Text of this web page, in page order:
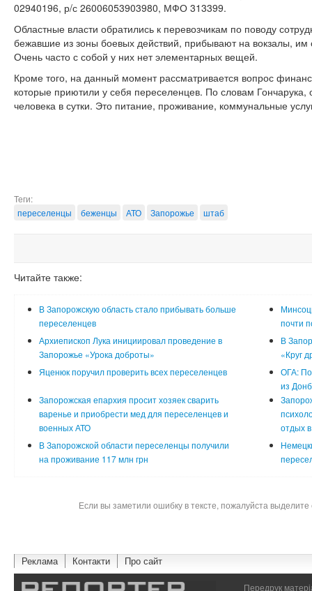
02940196, р/с 26006053903980, МФО 313399.
Областные власти обратились к перевозчикам по поводу
бежавшие из зоны боевых действий, прибывают на вокзалы, им
Очень часто с собой у них нет элементарных вещей.
Кроме того, на данный момент рассматривается вопрос
которые приютили у себя переселенцев. По словам Гончарука,
человека в сутки. Это питание, проживание, коммунальные
Теги:
переселенцы
беженцы АТО Запорожье штаб
Читайте также:
В Запорожскую область стало прибывать больше
переселенцев
почти
Архиепископ Лука инициировал проведение в
Запорожье «Урока доброты»
В
«Круг
Яценюк поручил проверить всех переселенцев
ОГА:
из
Запорожская епархия просит хозяек сварить
варенье и приобрести мед для переселенцев и
военных АТО
отдых
В Запорожской области переселенцы получили
на проживание 117 млн грн
Если вы заметили ошибку в тексте, пожалуйста
Реклама Контакти Про сайт
Передрук